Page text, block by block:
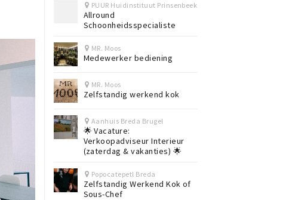
PUUR Huidinstituut Prinsenbeek
Allround
Schoonheidsspecialiste
MR. Moos
Medewerker bediening
MR. Moos
Zelfstandig werkend kok
Aanhuis Breda Brugel
🌟 Vacature:
Verkoopadviseur Interieur
(zaterdag & vakanties) 🌟
Popocatepetl Breda
Zelfstandig Werkend Kok of
Sous-Chef